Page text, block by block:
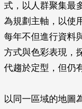
式，以人群聚集最
為規劃主軸，以使
每年不但進行資料
方式與色彩表現，
代趨於定型，但仍
以同一區域的地圖